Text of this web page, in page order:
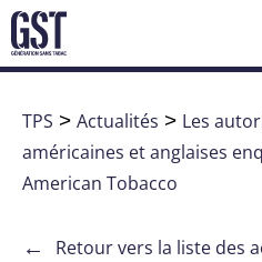
TPS > Actualités > Les
américaines et anglaises
American Tobacco
← Retour vers la liste des